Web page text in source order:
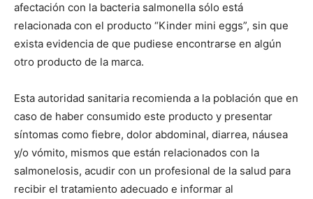
afectación con la bacteria salmonella sólo está
relacionada con el producto “Kinder mini eggs”, sin que
exista evidencia de que pudiese encontrarse en algún
otro producto de la marca.
Esta autoridad sanitaria recomienda a la población que en
caso de haber consumido este producto y presentar
síntomas como fiebre, dolor abdominal, diarrea, náusea
y/o vómito, mismos que están relacionados con la
salmonelosis, acudir con un profesional de la salud para
recibir el tratamiento adecuado e informar al